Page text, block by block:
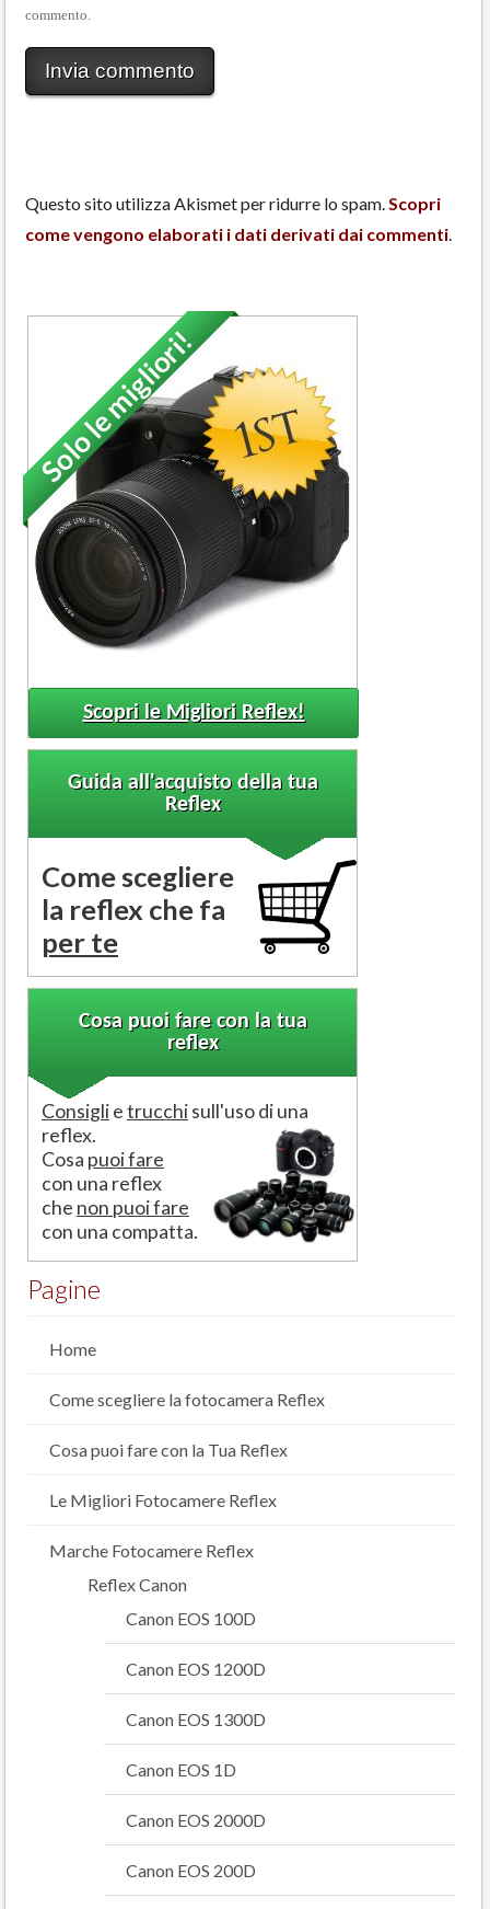
commento.
Questo sito utilizza Akismet per ridurre lo spam.Scopri
come vengono elaborati i dati derivati dai commenti.
Solo le migliori!
Scopri le Migliori Reflex!
Guida all'acquisto della tua
Reflex
Come scegliere
la reflex che fa
per te
Cosa puoi fare con la tua
reflex
Consiglietrucchisull'uso di una
reflex.
Cosa puoi fare
con una reflex
che non puoi fare
con una compatta.
Pagine
Home
Come scegliere la fotocamera Reflex
Cosa puoi fare con la Tua Reflex
Le Migliori Fotocamere Reflex
Marche Fotocamere Reflex
Reflex Canon
Canon EOS 100D
Canon EOS 1200D
Canon EOS 1300D
Canon EOS 1D
Canon EOS 2000D
Canon EOS 200D